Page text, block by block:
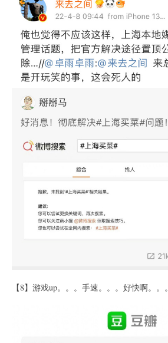
【8】游戏up。。。手速。。。好快啊。。。